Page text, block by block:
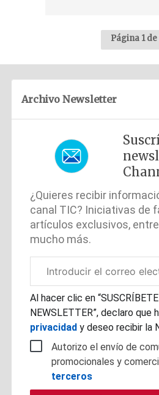
Página 1 de
Archivo Newsletter
¿Quieres recibir
canal TIC? Iniciativas de
artículos exclusivos,
mucho más.
electrónico
corporativo
Al hacer clic en
NEWSLETTER”, declaro que
privacidady deseo recibir la
Autorizo el envío de
promocionales y
terceros